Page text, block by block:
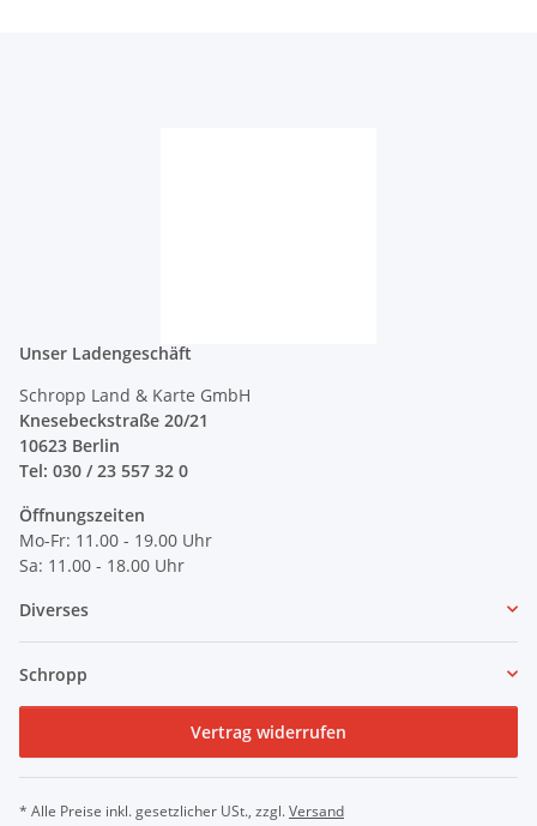
Unser Ladengeschäft
Schropp Land & Karte GmbH
Knesebeckstraße 20/21
10623 Berlin
Tel: 030 / 23 557 32 0
Öffnungszeiten
Mo-Fr: 11.00 - 19.00 Uhr
Sa: 11.00 - 18.00 Uhr
Diverses
Schropp
Vertrag widerrufen
* Alle Preise inkl. gesetzlicher USt., zzgl.Versand